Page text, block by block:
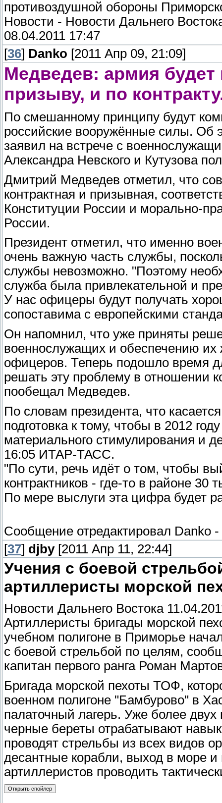
противоздушной обороны
Новости - Новости Дальнего
08.04.2011 17:47
[36] Danko [2011 Апр 09, 21:09]
Медведев: армия будет
призыву, и по
По смешанному принципу будут
российские вооружённые силы. Об
заявил на встрече с
Александра Невского и Кутузова
Дмитрий Медведев отметил, что
контрактная и призывная,
Конституции России и морально-
России.
Президент отметил, что именно
очень важную часть службы,
службы невозможно. "Поэтому
служба была привлекательной и
У нас офицеры будут получать
сопоставима с европейскими
Он напомнил, что уже приняты
военнослужащих и обеспечению
офицеров. Теперь подошло время
решать эту проблему в отношении
пообещал Медведев.
По словам президента, что
подготовка к тому, чтобы в 2012
материального стимулирования и
16:05 ИТАР-ТАСС.
"По сути, речь идёт о том, чтобы
контрактников - где-то в районе 30
По мере выслуги эта цифра будет
Сообщение отредактировал Danko -
[37] djby[2011 Апр 11, 22:44]
Учения с боевой
артиллеристы морской
Новости Дальнего Востока
Артиллеристы бригады морской
учебном полигоне в Приморье
с боевой стрельбой по целям,
капитан первого ранга Роман
Бригада морской пехоты ТОФ,
военном полигоне "Бамбурово" в
палаточный лагерь. Уже более
черные береты отрабатывают
проводят стрельбы из всех видов
десантные корабли, выход в море и
артиллеристов проводить